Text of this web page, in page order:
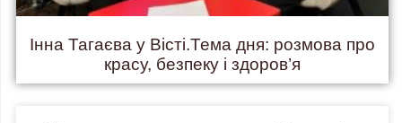
Інна Тагаєва у Вісті.Тема дня: розмова про
красу, безпеку і здоров’я